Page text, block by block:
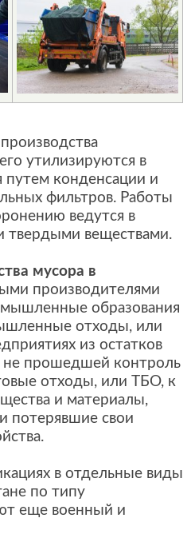
утилизируются в
путем конденсации и
фильтров. Работы
ведутся в
твердыми веществами.
мусора в
производителями
образования
отходы, или
из остатков
не прошедшей контроль
отходы, или ТБО, к
и материалы,
потерявшие свои
в отдельные виды
по типу
еще военный и